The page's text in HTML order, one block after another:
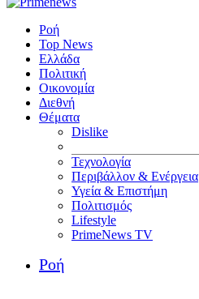
Ροή
Top News
Ελλάδα
Πολιτική
Οικονομία
Διεθνή
Θέματα
Dislike
Τεχνολογία
Περιβάλλον & Ενέργεια
Υγεία & Επιστήμη
Πολιτισμός
Lifestyle
PrimeNews TV
Ροή